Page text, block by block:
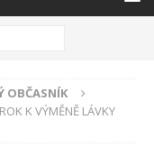
OBČASNÍK
K VÝMĚNĚ LÁVKY